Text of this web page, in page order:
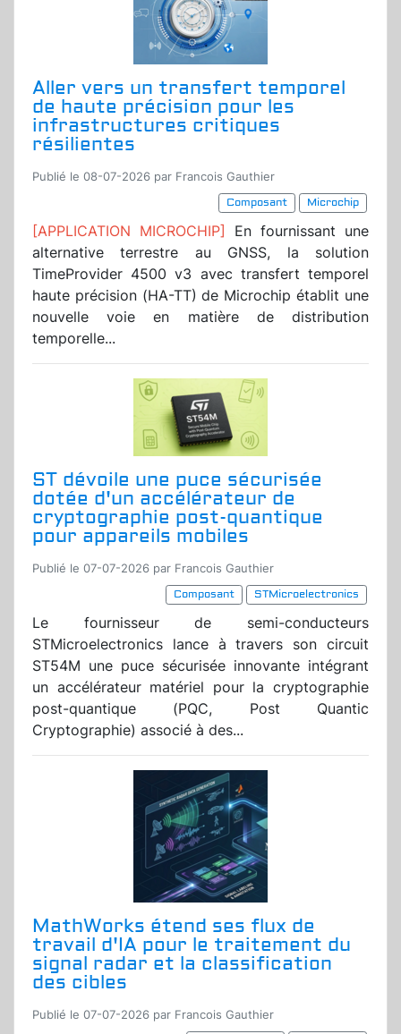
Aller vers un transfert temporel
de haute précision pour les
infrastructures critiques
résilientes
Publié le 08-07-2026 par Francois Gauthier
Composant
Microchip
[APPLICATION MICROCHIP] En fournissant une
alternative terrestre au GNSS, la solution
TimeProvider 4500 v3 avec transfert temporel
haute précision (HA-TT) de Microchip établit une
nouvelle voie en matière de distribution
temporelle...
ST dévoile une puce sécurisée
dotée d'un accélérateur de
cryptographie post-quantique
pour appareils mobiles
Publié le 07-07-2026 par Francois Gauthier
Composant
STMicroelectronics
Le fournisseur de semi-conducteurs
STMicroelectronics lance à travers son circuit
ST54M une puce sécurisée innovante intégrant
un accélérateur matériel pour la cryptographie
post-quantique (PQC, Post Quantic
Cryptographie) associé à des...
MathWorks étend ses flux de
travail d'IA pour le traitement du
signal radar et la classification
des cibles
Publié le 07-07-2026 par Francois Gauthier